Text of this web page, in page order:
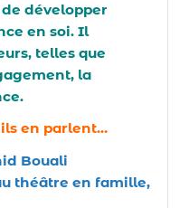
développer
en soi. Il
telles que
la
en parlent…
Bouali
théâtre en famille,